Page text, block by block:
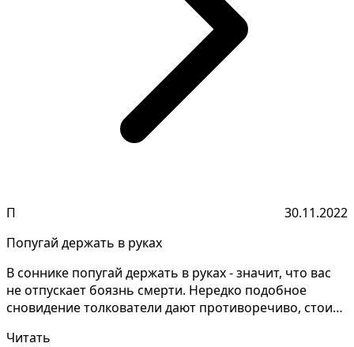
П
30.11.2022
Попугай держать в руках
В соннике попугай держать в руках - значит, что вас
не отпускает боязнь смерти. Нередко подобное
сновидение толкователи дают противоречиво, стоит
Читать